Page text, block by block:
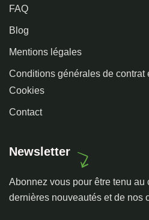
FAQ
Blog
Mentions légales
Conditions générales de contrat
Cookies
Contact
Newsletter
Abonnez vous pour être tenu au
dernières nouveautés et de nos